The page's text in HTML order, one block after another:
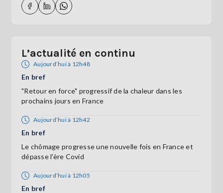
L’actualité en continu
Aujourd’hui à 12h48
En bref
"Retour en force" progressif de la chaleur dans les
prochains jours en France
Aujourd’hui à 12h42
En bref
Le chômage progresse une nouvelle fois en France et
dépasse l'ère Covid
Aujourd’hui à 12h05
En bref